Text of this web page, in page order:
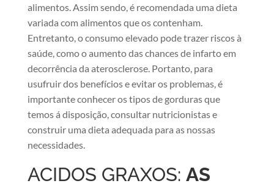
alimentos. Assim sendo, é recomendada uma dieta
variada com alimentos que os contenham.
Entretanto, o consumo elevado pode trazer riscos à
saúde, como o aumento das chances de infarto em
decorrência da aterosclerose. Portanto, para
usufruir dos benefícios e evitar os problemas, é
importante conhecer os tipos de gorduras que
temos á disposição, consultar nutricionistas e
construir uma dieta adequada para as nossas
necessidades.
ACIDOS GRAXOS: AS